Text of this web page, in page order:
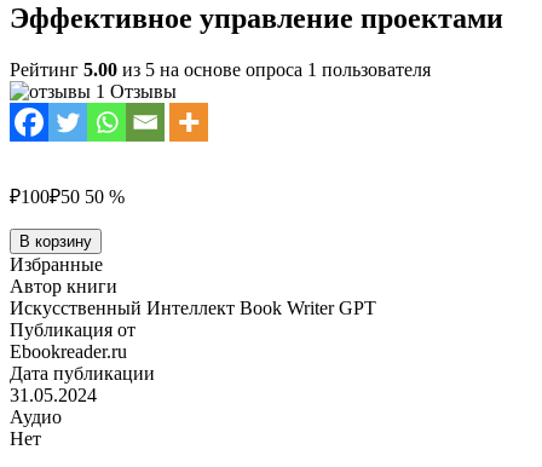
Эффективное управление проектами
Рейтинг 5.00 из 5 на основе опроса 1 пользователя
1 Отзывы
₽100₽50 50 %
Количество
товара
Эффективное
управление
проектами
В корзину
Избранные
Автор книги
Искусственный Интеллект Book Writer GPT
Публикация от
Ebookreader.ru
Дата публикации
31.05.2024
Аудио
Нет